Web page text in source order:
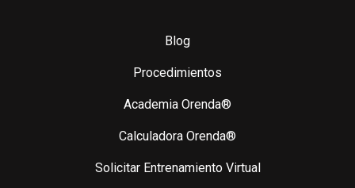
Blog
Procedimientos
Academia Orenda®
Calculadora Orenda®
Solicitar Entrenamiento Virtual